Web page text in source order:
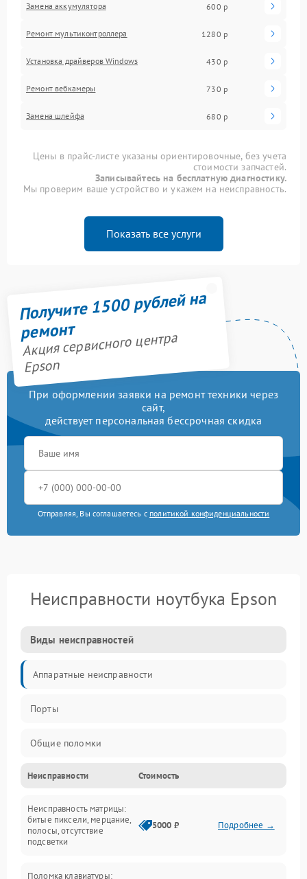
Замена аккумулятора 600 р
Ремонт мультиконтроллера 1280 р
Установка драйверов Windows 430 р
Ремонт вебкамеры 730 р
Замена шлейфа 680 р
Цены в прайс-листе указаны ориентировочные, без учета
стоимости запчастей.
Записывайтесь на бесплатную диагностику.
Мы проверим ваше устройство и укажем на неисправность.
Показать все услуги
Получите 1500 рублей на
ремонт
Акция сервисного центра
Epson
При оформлении заявки на ремонт техники через
сайт,
действует персональная бессрочная скидка
Отправляя, Вы соглашаетесь с политикой конфиденциальности
Неисправности ноутбука Epson
Виды неисправностей
Аппаратные неисправности
Порты
Общие поломки
Устройства
Программные ошибки
Электрические и системные сбои
Неисправности Стоимость
Неисправность матрицы:
битые пиксели, мерцание,
полосы, отсутствие
подсветки
5000 ₽ Подробнее →
Поломка клавиатуры: